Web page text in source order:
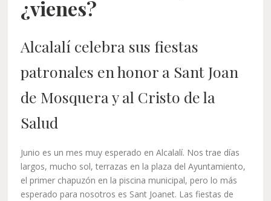
¿vienes?
Alcalalí celebra sus fiestas
patronales en honor a Sant Joan
de Mosquera y al Cristo de la
Salud
Junio es un mes muy esperado en Alcalalí. Nos trae días
largos, mucho sol, terrazas en la plaza del Ayuntamiento,
el primer chapuzón en la piscina municipal, pero lo más
esperado para nosotros es Sant Joanet. Las fiestas de